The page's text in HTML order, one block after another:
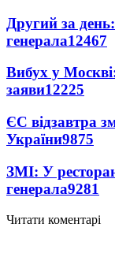
Другий за
генерала12467
Вибух у Москві:
заяви12225
ЄС відзавтра
України9875
ЗМІ: У
генерала9281
Читати коментарі